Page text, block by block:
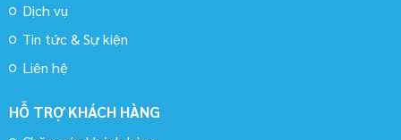
Dịch vụ
Tin tức & Sự kiện
Liên hệ
HỖ TRỢ KHÁCH HÀNG